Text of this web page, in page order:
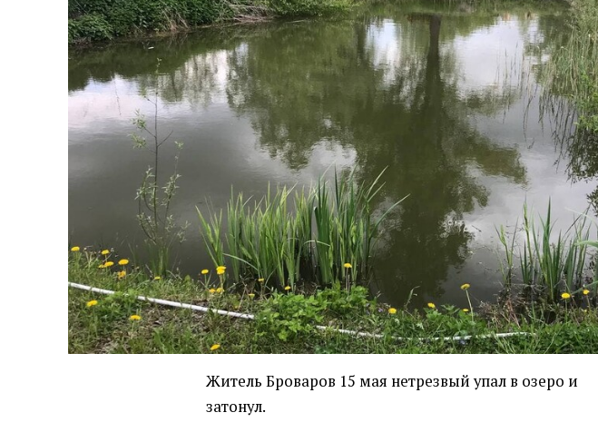
Житель Броваров 15 мая нетрезвый упал в озеро и
затонул.